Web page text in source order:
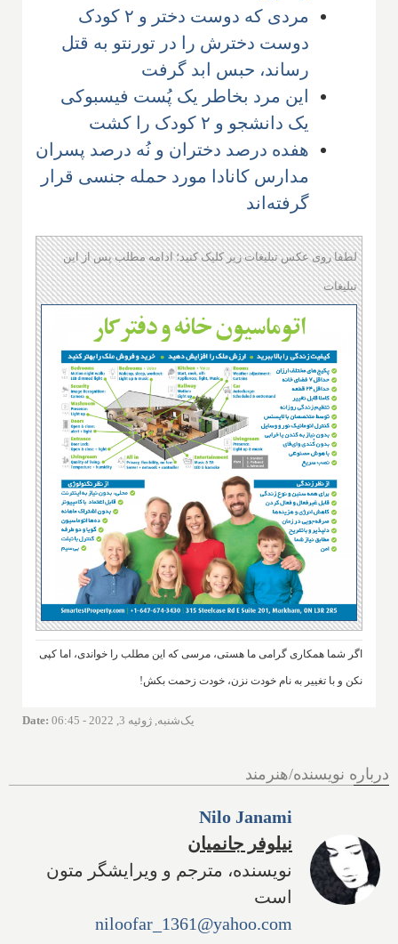
مردی که دوست دختر و ۲ کودک
دوست دخترش را در تورنتو به قتل
رساند، حبس ابد گرفت
این مرد بخاطر یک پُست فیسبوکی
یک دانشجو و ۲ کودک را کشت
هفده درصد دختران و نُه درصد پسران
مدارس کانادا مورد حمله جنسی قرار
گرفته‌اند
لطفا روی عکس تبلیغات زیر کلیک کنید؛ ادامه مطلب پس از این
تبلیغات
اگر شما همکاری گرامی ما هستی، مرسی که این مطلب را خواندی، اما کپی
نکن و با تغییر به نام خودت نزن، خودت زحمت بکش!
Date: یک‌شنبه, ژوئیه 3, 2022 - 06:45
درباره نویسنده/هنرمند
Nilo Janami
نیلوفر جانمیان
نویسنده، مترجم و ویرایشگر متون
است
niloofar_1361@yahoo.com